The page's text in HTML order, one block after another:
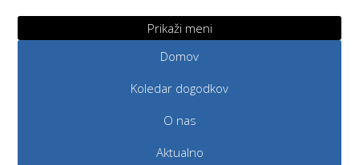
Prikaži meni
Domov
Koledar dogodkov
O nas
Aktualno